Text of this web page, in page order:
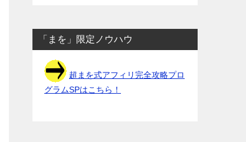
「まを」限定ノウハウ
超まを式アフィリ完全攻略プロ
グラムSPはこちら！